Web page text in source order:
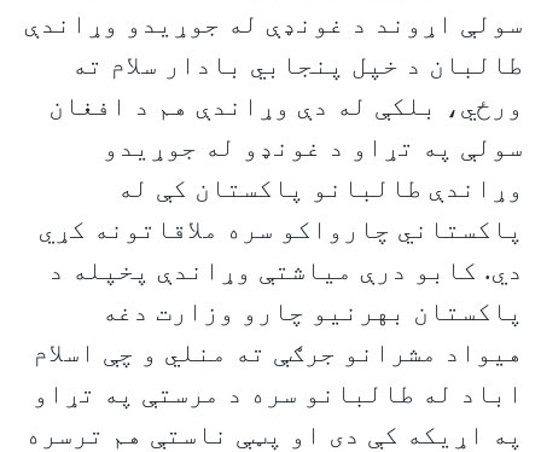
سولې اړوند د غونډې له جوړيدو وړاندې
طالبان د خپل پنجابي بادار سلام ته
ورځي، بلکې له دې وړاندې هم د افغان
سولې په تړاو د غونډو له جوړيدو
وړاندې طالبانو پاکستان کې له
پاکستاني چارواکو سره ملاقاتونه کړي
دي. کابو درې مياشتې وړاندې پخپله د
پاکستان بهرنیو چارو وزارت دغه
هیواد مشرانو جرګې ته منلي و چې اسلام
اباد له طالبانو سره د مرستې په تړاو
په اړیکه کې دی او پټې ناستې هم ترسره